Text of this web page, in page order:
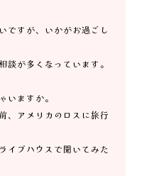
ですが、いかがお過ごし
談が多くなっています。
いますか。
、アメリカのロスに旅行
イブハウスで聞いてみた